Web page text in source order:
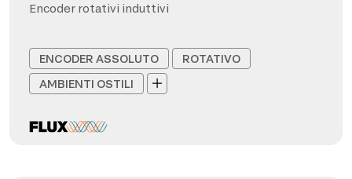
Encoder rotativi induttivi
ENCODER ASSOLUTO
ROTATIVO
AMBIENTI OSTILI